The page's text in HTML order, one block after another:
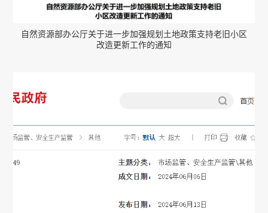
自然资源部办公厅关于进一步加强规划土地政策支持老旧小区
改造更新工作的通知